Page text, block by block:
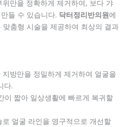
만을 정확하게 제거하여, 보다 갸
들 수 있습니다. 닥터정리반의원에
춤형 시술을 제공하여 최상의 결과
지방만을 정밀하게 제거하여 얼굴을
다.
이 짧아 일상생활에 빠르게 복귀할
로 얼굴 라인을 영구적으로 개선할